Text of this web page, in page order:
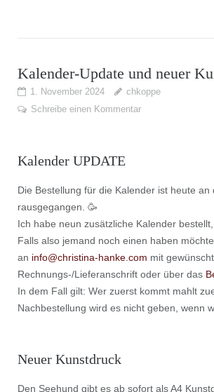
Kalender-Update und neuer
1. November 2024
chkoppe
Schreibe einen Kommentar
Kalender UPDATE
Die Bestellung für die Kalender ist heute an
rausgegangen. 🥳
Ich habe neun zusätzliche Kalender
Falls also jemand noch einen haben
an info@christina-hanke.com mit
Rechnungs-/Lieferanschrift oder über das
In dem Fall gilt: Wer zuerst kommt mahlt
Nachbestellung wird es nicht geben, wenn
Neuer Kunstdruck
Den Seehund gibt es ab sofort als A4